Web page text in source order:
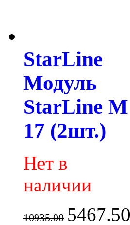
StarLine
Модуль
StarLine M
17 (2шт.)
Нет в
наличии
10935.00 5467.50